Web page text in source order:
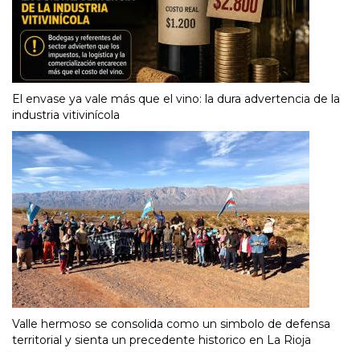
El envase ya vale más que el vino: la dura advertencia de la
industria vitivinícola
Valle hermoso se consolida como un simbolo de defensa
territorial y sienta un precedente historico en La Rioja